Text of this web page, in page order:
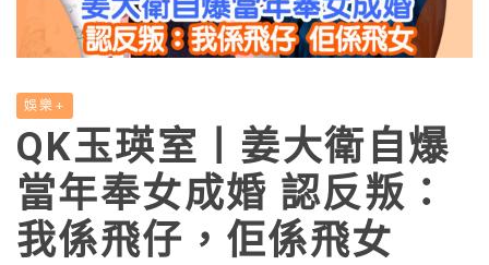
娛樂+
QK玉瑛室丨姜大衛自爆
當年奉女成婚 認反叛：
我係飛仔，佢係飛女